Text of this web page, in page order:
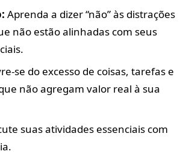
Aprenda a dizer “não” às distrações
não estão alinhadas com seus
se do excesso de coisas, tarefas e
não agregam valor real à sua
suas atividades essenciais com